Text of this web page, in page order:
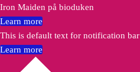
Iron Maiden på bioduken
Learn more
This is default text for notification bar
Learn more